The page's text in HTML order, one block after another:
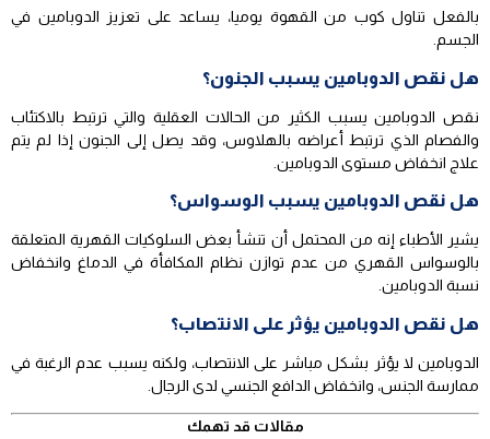
بالفعل تناول كوب من القهوة يوميا، يساعد على تعزيز الدوبامين في
الجسم.
هل نقص الدوبامين يسبب الجنون؟
نقص الدوبامين يسبب الكثير من الحالات العقلية والتي ترتبط بالاكتئاب
والفصام الذي ترتبط أعراضه بالهلاوس، وقد يصل إلى الجنون إذا لم يتم
علاج انخفاض مستوى الدوبامين.
هل نقص الدوبامين يسبب الوسواس؟
يشير الأطباء إنه من المحتمل أن تنشأ بعض السلوكيات القهرية المتعلقة
بالوسواس القهري من عدم توازن نظام المكافأة في الدماغ وانخفاض
نسبة الدوبامين.
هل نقص الدوبامين يؤثر على الانتصاب؟
الدوبامين لا يؤثر بشكل مباشر على الانتصاب، ولكنه يسبب عدم الرغبة في
ممارسة الجنس، وانخفاض الدافع الجنسي لدى الرجال.
مقالات قد تهمك